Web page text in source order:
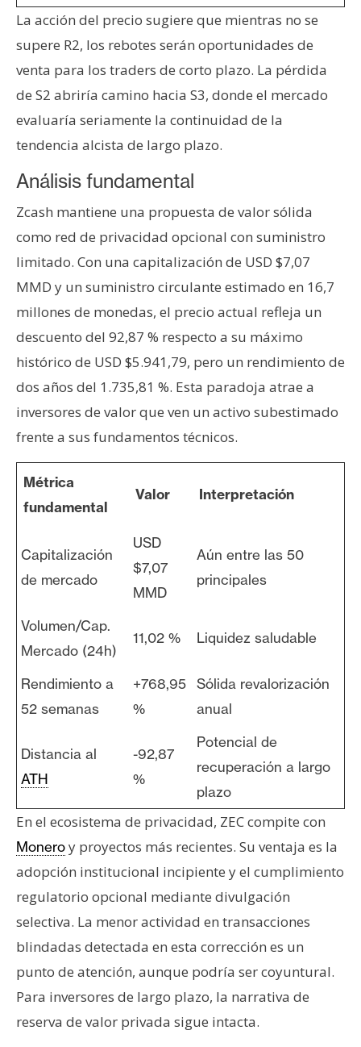
La acción del precio sugiere que mientras no se
supere R2, los rebotes serán oportunidades de
venta para los traders de corto plazo. La pérdida
de S2 abriría camino hacia S3, donde el mercado
evaluaría seriamente la continuidad de la
tendencia alcista de largo plazo.
Análisis fundamental
Zcash mantiene una propuesta de valor sólida
como red de privacidad opcional con suministro
limitado. Con una capitalización de USD $7,07
MMD y un suministro circulante estimado en 16,7
millones de monedas, el precio actual refleja un
descuento del 92,87 % respecto a su máximo
histórico de USD $5.941,79, pero un rendimiento de
dos años del 1.735,81 %. Esta paradoja atrae a
inversores de valor que ven un activo subestimado
frente a sus fundamentos técnicos.
Métrica
fundamental
Valor Interpretación
Capitalización
de mercado
USD
$7,07
MMD
Aún entre las 50
principales
Volumen/Cap.
Mercado (24h)
11,02 % Liquidez saludable
Rendimiento a
52 semanas
+768,95
%
Sólida revalorización
anual
Distancia al
ATH
-92,87
%
Potencial de
recuperación a largo
plazo
En el ecosistema de privacidad, ZEC compite con
Moneroy proyectos más recientes. Su ventaja es la
adopción institucional incipiente y el cumplimiento
regulatorio opcional mediante divulgación
selectiva. La menor actividad en transacciones
blindadas detectada en esta corrección es un
punto de atención, aunque podría ser coyuntural.
Para inversores de largo plazo, la narrativa de
reserva de valor privada sigue intacta.